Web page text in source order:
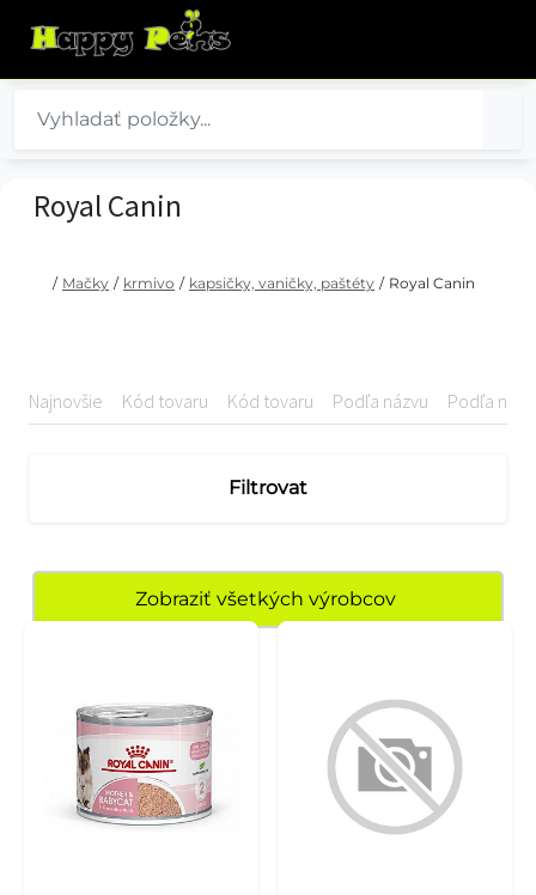
Royal Canin
/ Mačky / krmivo / kapsičky, vaničky, paštéty / Royal Canin
Najnovšie Kód tovaru Kód tovaru Podľa názvu Podľa
Filtrovat
Zobraziť všetkých výrobcov